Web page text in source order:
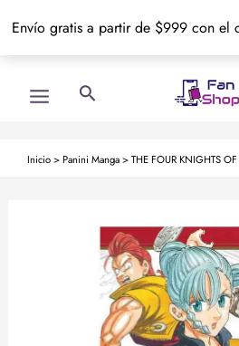
Envío gratis a partir de $999 con el
Menu
Buscar
Inicio> Panini Manga>THE FOUR KNIGHTS